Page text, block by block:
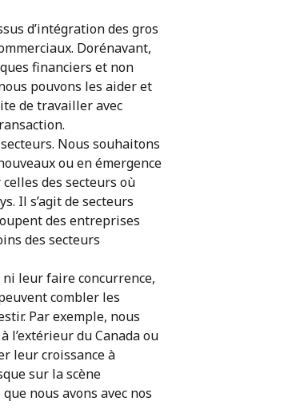
d’intégration des gros
Dorénavant,
financiers et non
pouvons les aider et
de travailler avec
Nous souhaitons
ou en émergence
des secteurs où
Il s’agit de secteurs
des entreprises
des secteurs
leur faire concurrence,
combler les
Par exemple, nous
l’extérieur du Canada ou
leur croissance à
sur la scène
nous avons avec nos